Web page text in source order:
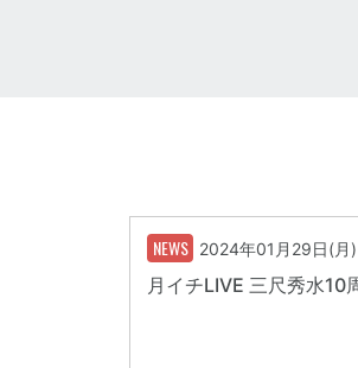
NEWS 2024年01月29日(月)
月イチLIVE 三尺秀水10